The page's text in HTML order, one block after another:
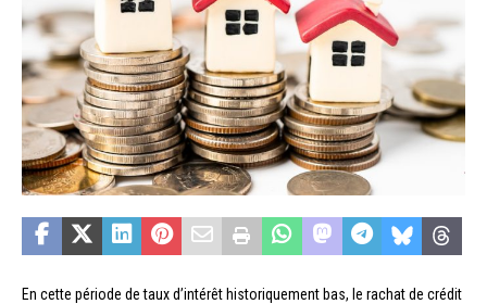
En cette période de taux d’intérêt historiquement bas, le rachat de crédit